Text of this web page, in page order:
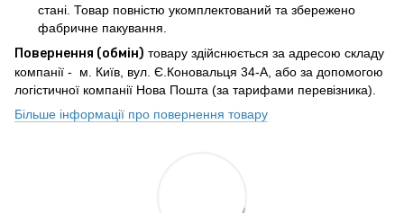
стані. Товар повністю укомплектований та збережено
фабричне пакування.
Повернення (обмін) товару здійснюється за адресою складу
компанії - м. Київ, вул. Є.Коновальця 34-А, або за допомогою
логістичної компанії Нова Пошта (за тарифами перевізника).
Більше інформації про повернення товару